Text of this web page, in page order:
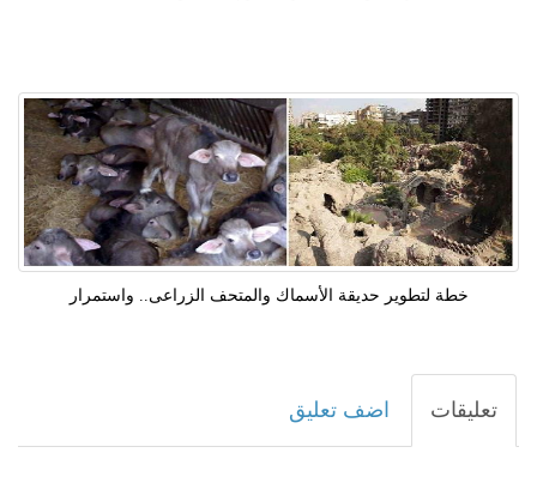
خطة لتطوير حديقة الأسماك والمتحف الزراعى.. واستمرار
تعليقات اضف تعليق